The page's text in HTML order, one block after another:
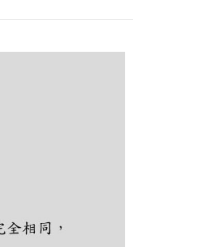
。
為交易完成。
若您需要取消訂單，請聯
視為有效，需透過AFTEE
帳頁面顯示為準，若有關於
，請聯繫「AFTEE先享後
support/home
並將交易相關給付款項請